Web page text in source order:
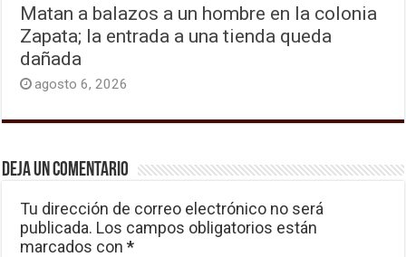
Matan a balazos a un hombre en la colonia
Zapata; la entrada a una tienda queda
dañada
agosto 6, 2026
Deja un comentario
Tu dirección de correo electrónico no será
publicada. Los campos obligatorios están
marcados con*